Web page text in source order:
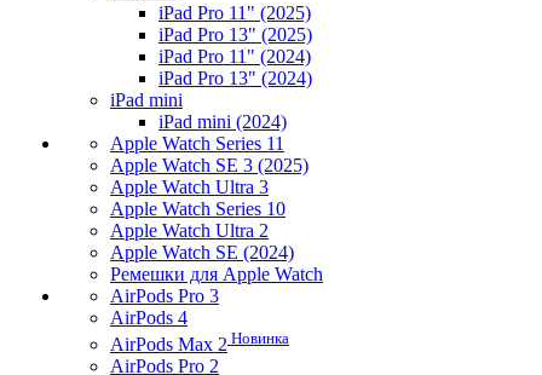
iPad Pro 11" (2025)
iPad Pro 13" (2025)
iPad Pro 11" (2024)
iPad Pro 13" (2024)
iPad mini
iPad mini (2024)
Apple Watch Series 11
Apple Watch SE 3 (2025)
Apple Watch Ultra 3
Apple Watch Series 10
Apple Watch Ultra 2
Apple Watch SE (2024)
Ремешки для Apple Watch
AirPods Pro 3
AirPods 4
AirPods Max 2 Новинка
AirPods Pro 2